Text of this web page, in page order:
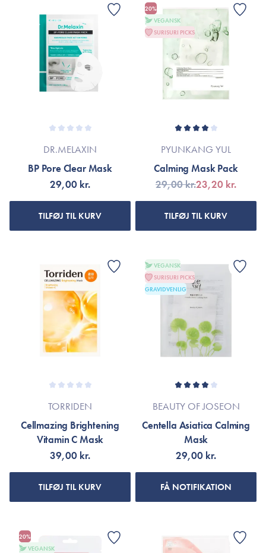
DR.MELAXIN
BP Pore Clear Mask
29,00 kr.
TILFØJ TIL KURV
20%
VEGANSK
SURISURI PICKS
PYUNKANG YUL
Calming Mask Pack
29,00 kr.23,20 kr.
TILFØJ TIL KURV
TORRIDEN
Cellmazing Brightening
Vitamin C Mask
39,00 kr.
TILFØJ TIL KURV
VEGANSK
SURISURI PICKS
GRAVIDVENLIG
BEAUTY OF JOSEON
Centella Asiatica Calming
Mask
29,00 kr.
FÅ NOTIFIKATION
20%
VEGANSK